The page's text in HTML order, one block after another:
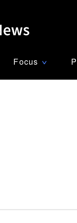
Focus ∨